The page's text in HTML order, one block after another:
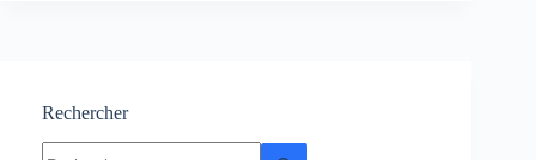
Rechercher